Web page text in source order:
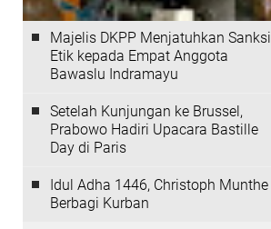
Majelis DKPP Menjatuhkan Sanksi
Etik kepada Empat Anggota
Bawaslu Indramayu
Setelah Kunjungan ke Brussel,
Prabowo Hadiri Upacara Bastille
Day di Paris
Idul Adha 1446, Christoph Munthe
Berbagi Kurban